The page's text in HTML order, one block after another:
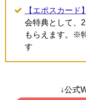
【エポスカード】
会特典として、
もらえます。※
す
↓公式